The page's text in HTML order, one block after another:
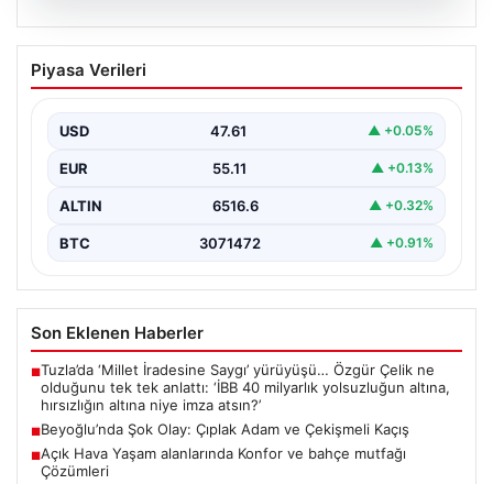
Beyoğlu’nda Şok Olay: Çıplak Adam ve
Çekişmeli Kaçış
Firuzağa Mahallesi’nde geçtiğimiz gün ilginç ve bir…
Piyasa Verileri
USD 47.61 ▲ +0.05%
EUR 55.11 ▲ +0.13%
ALTIN 6516.6 ▲ +0.32%
BTC 3071472 ▲ +0.91%
Son Eklenen Haberler
■Tuzla’da ‘Millet İradesine Saygı’ yürüyüşü… Özgür Çelik ne
olduğunu tek tek anlattı: ‘İBB 40 milyarlık yolsuzluğun altına,
hırsızlığın altına niye imza atsın?’
■Beyoğlu’nda Şok Olay: Çıplak Adam ve Çekişmeli Kaçış
■Açık Hava Yaşam alanlarında Konfor ve bahçe mutfağı
Çözümleri